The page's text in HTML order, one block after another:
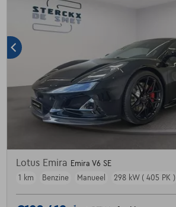
Lotus Emira Emira V6 SE
1 km
Benzine Manueel 298 kW ( 405 PK )